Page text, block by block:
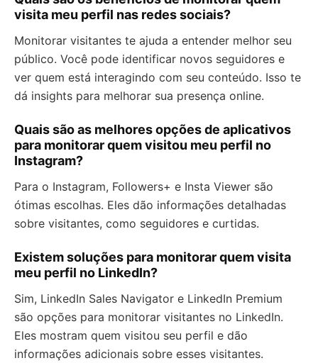
visita meu perfil nas redes sociais?
Monitorar visitantes te ajuda a entender melhor seu
público. Você pode identificar novos seguidores e
ver quem está interagindo com seu conteúdo. Isso te
dá insights para melhorar sua presença online.
Quais são as melhores opções de aplicativos
para monitorar quem visitou meu perfil no
Instagram?
Para o Instagram, Followers+ e Insta Viewer são
ótimas escolhas. Eles dão informações detalhadas
sobre visitantes, como seguidores e curtidas.
Existem soluções para monitorar quem visita
meu perfil no LinkedIn?
Sim, LinkedIn Sales Navigator e LinkedIn Premium
são opções para monitorar visitantes no LinkedIn.
Eles mostram quem visitou seu perfil e dão
informações adicionais sobre esses visitantes.